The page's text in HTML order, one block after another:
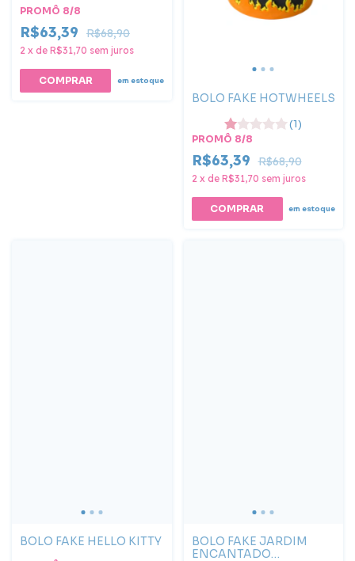
PROMÔ 8/8
R$63,39 R$68,90
2 x de R$31,70 sem juros
em estoque
BOLO FAKE HOTWHEELS
(1)
PROMÔ 8/8
R$63,39 R$68,90
2 x de R$31,70 sem juros
em estoque
BOLO FAKE HELLO KITTY
BOLO FAKE JARDIM
ENCANTADO